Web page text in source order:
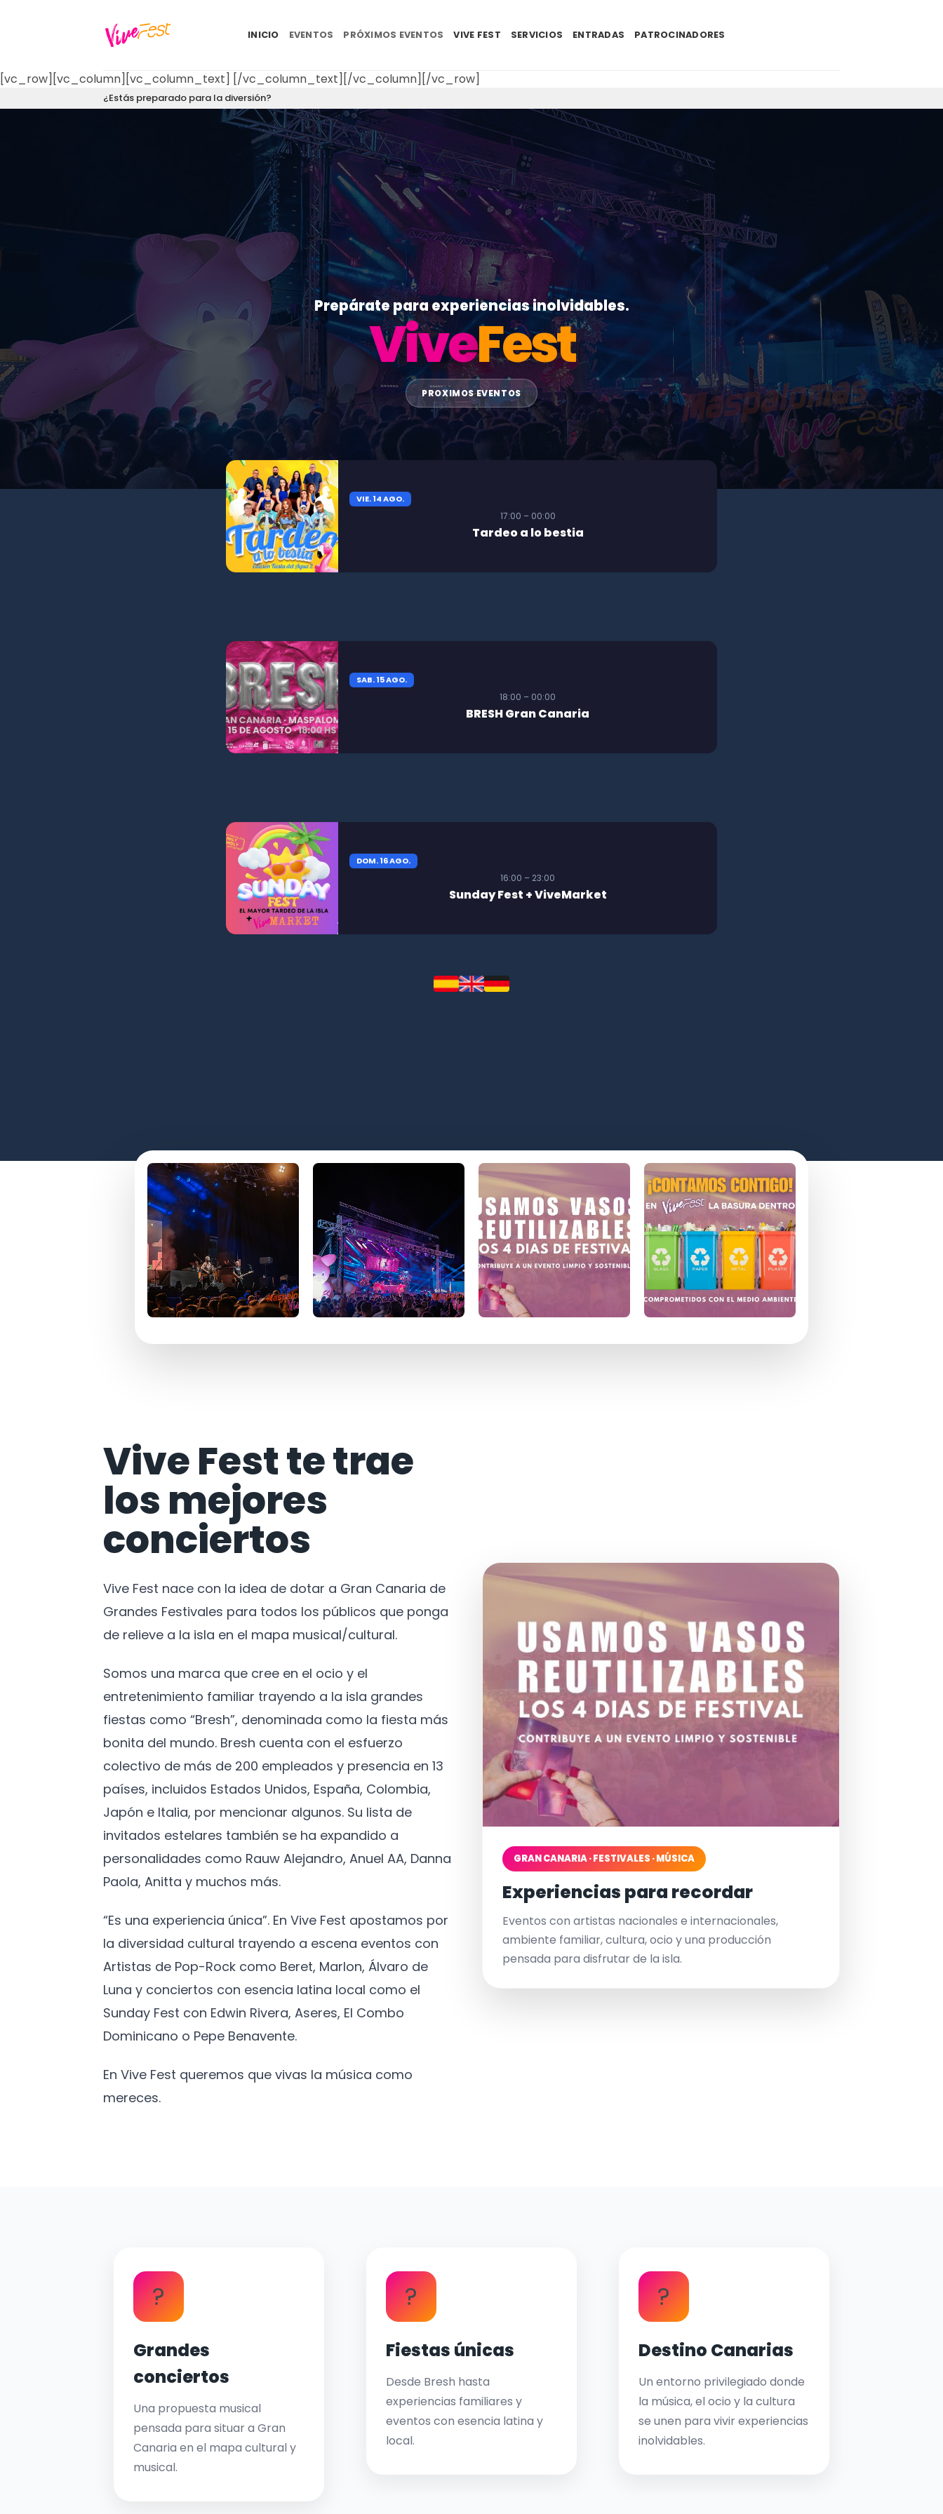
INICIO EVENTOS PRÓXIMOS EVENTOS VIVE FEST SERVICIOS ENTRADAS PATROCINADORES
[vc_row][vc_column][vc_column_text] [/vc_column_text][/vc_column][/vc_row]
¿Estás preparado para la diversión?
Prepárate para experiencias inolvidables.
ViveFest
PROXIMOS EVENTOS
VIE. 14 AGO.
17:00 – 00:00
Tardeo a lo bestia
SAB. 15 AGO.
18:00 – 00:00
BRESH Gran Canaria
DOM. 16 AGO.
16:00 – 23:00
Sunday Fest + ViveMarket
Vive Fest te trae
los mejores
conciertos
Vive Fest nace con la idea de dotar a Gran Canaria de
Grandes Festivales para todos los públicos que ponga
de relieve a la isla en el mapa musical/cultural.
Somos una marca que cree en el ocio y el
entretenimiento familiar trayendo a la isla grandes
fiestas como “Bresh”, denominada como la fiesta más
bonita del mundo. Bresh cuenta con el esfuerzo
colectivo de más de 200 empleados y presencia en 13
países, incluidos Estados Unidos, España, Colombia,
Japón e Italia, por mencionar algunos. Su lista de
invitados estelares también se ha expandido a
personalidades como Rauw Alejandro, Anuel AA, Danna
Paola, Anitta y muchos más.
“Es una experiencia única”. En Vive Fest apostamos por
la diversidad cultural trayendo a escena eventos con
Artistas de Pop-Rock como Beret, Marlon, Álvaro de
Luna y conciertos con esencia latina local como el
Sunday Fest con Edwin Rivera, Aseres, El Combo
Dominicano o Pepe Benavente.
En Vive Fest queremos que vivas la música como
mereces.
GRAN CANARIA · FESTIVALES · MÚSICA
Experiencias para recordar
Eventos con artistas nacionales e internacionales,
ambiente familiar, cultura, ocio y una producción
pensada para disfrutar de la isla.
?
Grandes
conciertos
Una propuesta musical
pensada para situar a Gran
Canaria en el mapa cultural y
musical.
?
Fiestas únicas
Desde Bresh hasta
experiencias familiares y
eventos con esencia latina y
local.
?
Destino Canarias
Un entorno privilegiado donde
la música, el ocio y la cultura
se unen para vivir experiencias
inolvidables.